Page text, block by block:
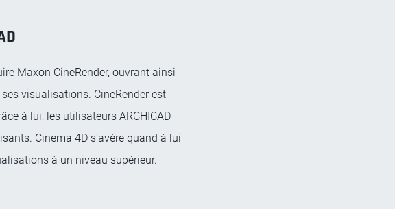
Maxon CineRender, ouvrant ainsi
visualisations. CineRender est
à lui, les utilisateurs ARCHICAD
Cinema 4D s'avère quand à lui
à un niveau supérieur.